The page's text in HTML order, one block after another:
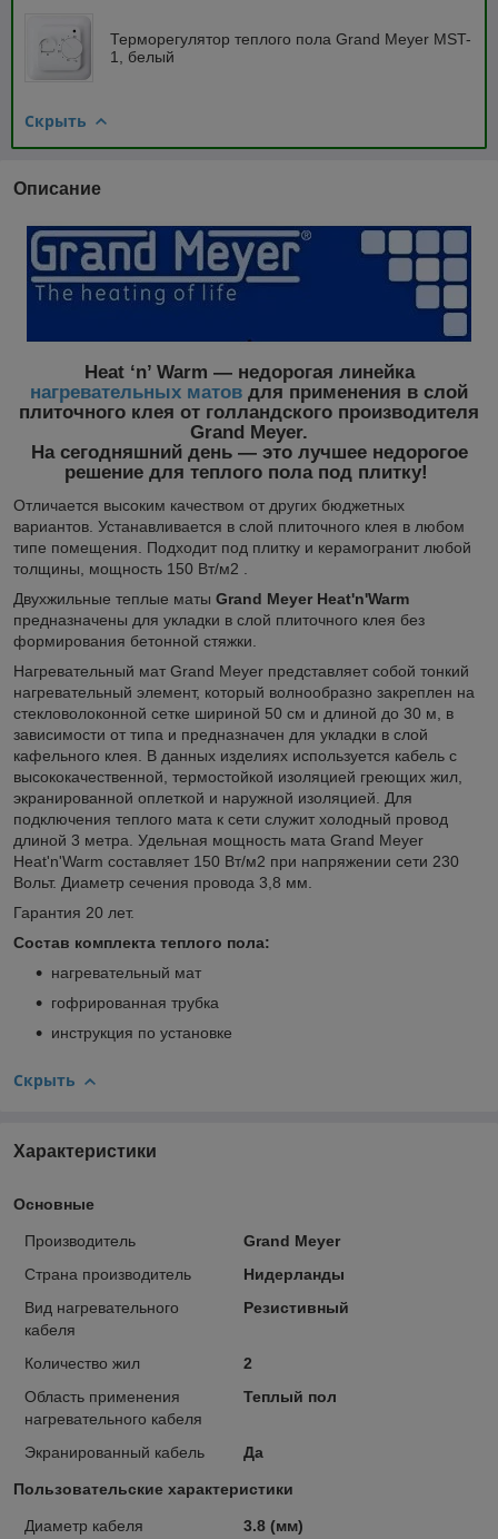
Терморегулятор теплого пола Grand Meyer MST-
1, белый
Скрыть
Описание
Heat ‘n’ Warm — недорогая линейка
нагревательных матов для применения в слой
плиточного клея от голландского производителя
Grand Meyer.
На сегодняшний день — это лучшее недорогое
решение для теплого пола под плитку!
Отличается высоким качеством от других бюджетных
вариантов. Устанавливается в слой плиточного клея в любом
типе помещения. Подходит под плитку и керамогранит любой
толщины, мощность 150 Вт/м2 .
Двухжильные теплые маты Grand Meyer Heat'n'Warm
предназначены для укладки в слой плиточного клея без
формирования бетонной стяжки.
Нагревательный мат Grand Meyer представляет собой тонкий
нагревательный элемент, который волнообразно закреплен на
стекловолоконной сетке шириной 50 см и длиной до 30 м, в
зависимости от типа и предназначен для укладки в слой
кафельного клея. В данных изделиях используется кабель с
высококачественной, термостойкой изоляцией греющих жил,
экранированной оплеткой и наружной изоляцией. Для
подключения теплого мата к сети служит холодный провод
длиной 3 метра. Удельная мощность мата Grand Meyer
Heat'n'Warm составляет 150 Вт/м2 при напряжении сети 230
Вольт. Диаметр сечения провода 3,8 мм.
Гарантия 20 лет.
Состав комплекта теплого пола:
нагревательный мат
гофрированная трубка
инструкция по установке
Скрыть
Характеристики
Основные
Производитель
Grand Meyer
Страна производитель
Нидерланды
Вид нагревательного
кабеля
Резистивный
Количество жил
2
Область применения
нагревательного кабеля
Теплый пол
Экранированный кабель Да
Пользовательские характеристики
Диаметр кабеля 3.8 (мм)